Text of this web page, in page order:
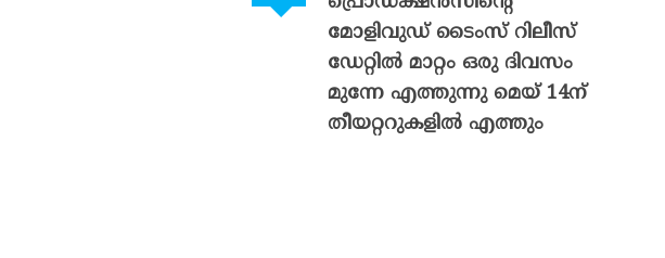
മോളിവുഡ് ടൈംസ് റിലീസ്
ഡേറ്റിൽ മാറ്റം ഒരു ദിവസം
മുന്നേ എത്തുന്നു മെയ് 14ന്
തീയറ്ററുകളിൽ എത്തും